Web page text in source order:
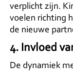
verplicht zijn.
voelen richting
de nieuwe
4. Invloed
De dynamiek